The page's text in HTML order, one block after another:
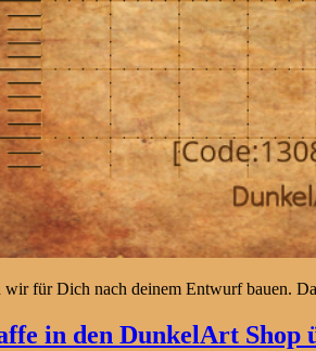
für Dich nach deinem Entwurf bauen.
in den DunkelArt Shop